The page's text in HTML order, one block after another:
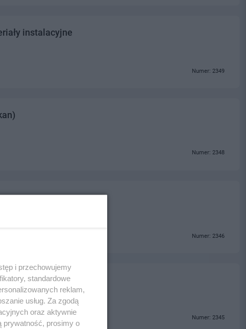
instalacyjne
Numer: 2349
Numer: 2348
Numer: 2346
Numer: 2345
i przechowujemy
standardowe
reklam,
usług. Za zgodą
oraz aktywnie
prywatność, prosimy o